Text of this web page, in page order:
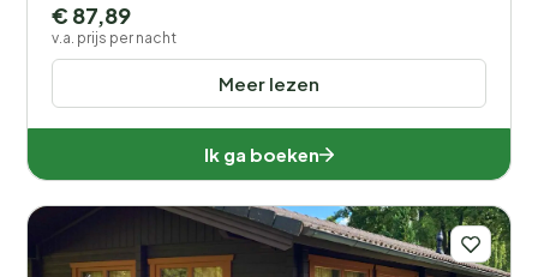
Meer lezen
€ 87,89
v.a. prijs per nacht
Ik ga boeken